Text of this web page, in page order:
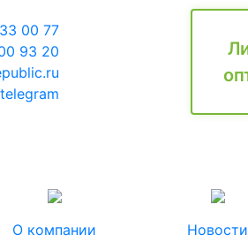
00 77
93 20
telegram
О компании Новости